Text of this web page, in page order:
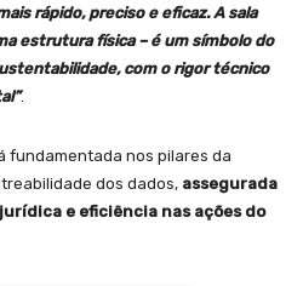
rápido, preciso e eficaz. A sala
estrutura física – é um símbolo do
com o rigor técnico
.
fundamentada nos pilares da
dos dados, assegurada
e eficiência nas ações do